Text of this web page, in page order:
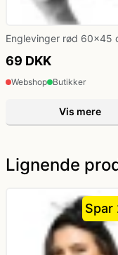
Englevinger rød 60x45
69 DKK
Webshop Butikker
Vis mere
Lignende
Spar